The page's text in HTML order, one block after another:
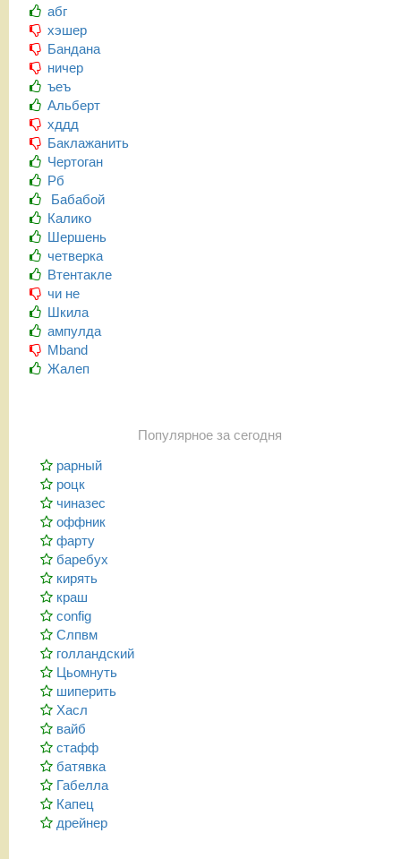
абг
хэшер
Бандана
ничер
ъеъ
Альберт
хддд
Баклажанить
Чертоган
Рб
Бабабой
Калико
Шершень
четверка
Втентакле
чи не
Шкила
ампулда
Mband
Жалеп
Популярное за сегодня
рарный
роцк
чиназес
оффник
фарту
баребух
кирять
краш
config
Слпвм
голландский
Цьомнуть
шиперить
Хасл
вайб
стафф
батявка
Габелла
Капец
дрейнер